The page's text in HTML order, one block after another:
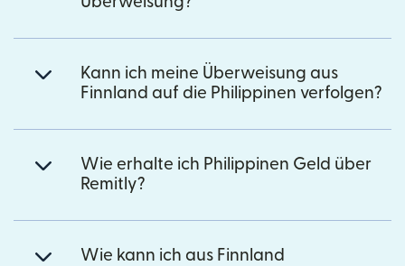
Kann ich meine Überweisung aus
Finnland auf die Philippinen verfolgen?
Wie erhalte ich Philippinen Geld über
Remitly?
Wie kann ich aus Finnland